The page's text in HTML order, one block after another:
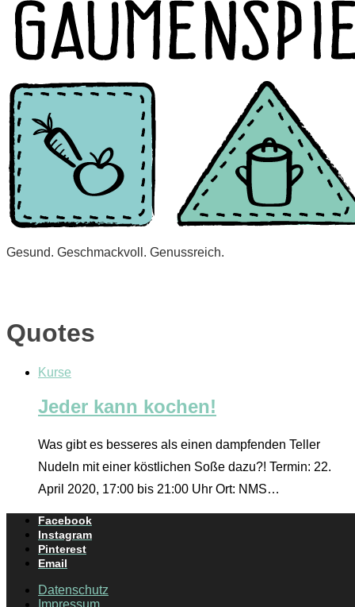
Gesund. Geschmackvoll. Genussreich.
Quotes
Kurse
Jeder kann kochen!
Was gibt es besseres als einen dampfenden Teller
Nudeln mit einer köstlichen Soße dazu?! Termin: 22.
April 2020, 17:00 bis 21:00 Uhr Ort: NMS…
Facebook
Instagram
Pinterest
Email
Datenschutz
Impressum